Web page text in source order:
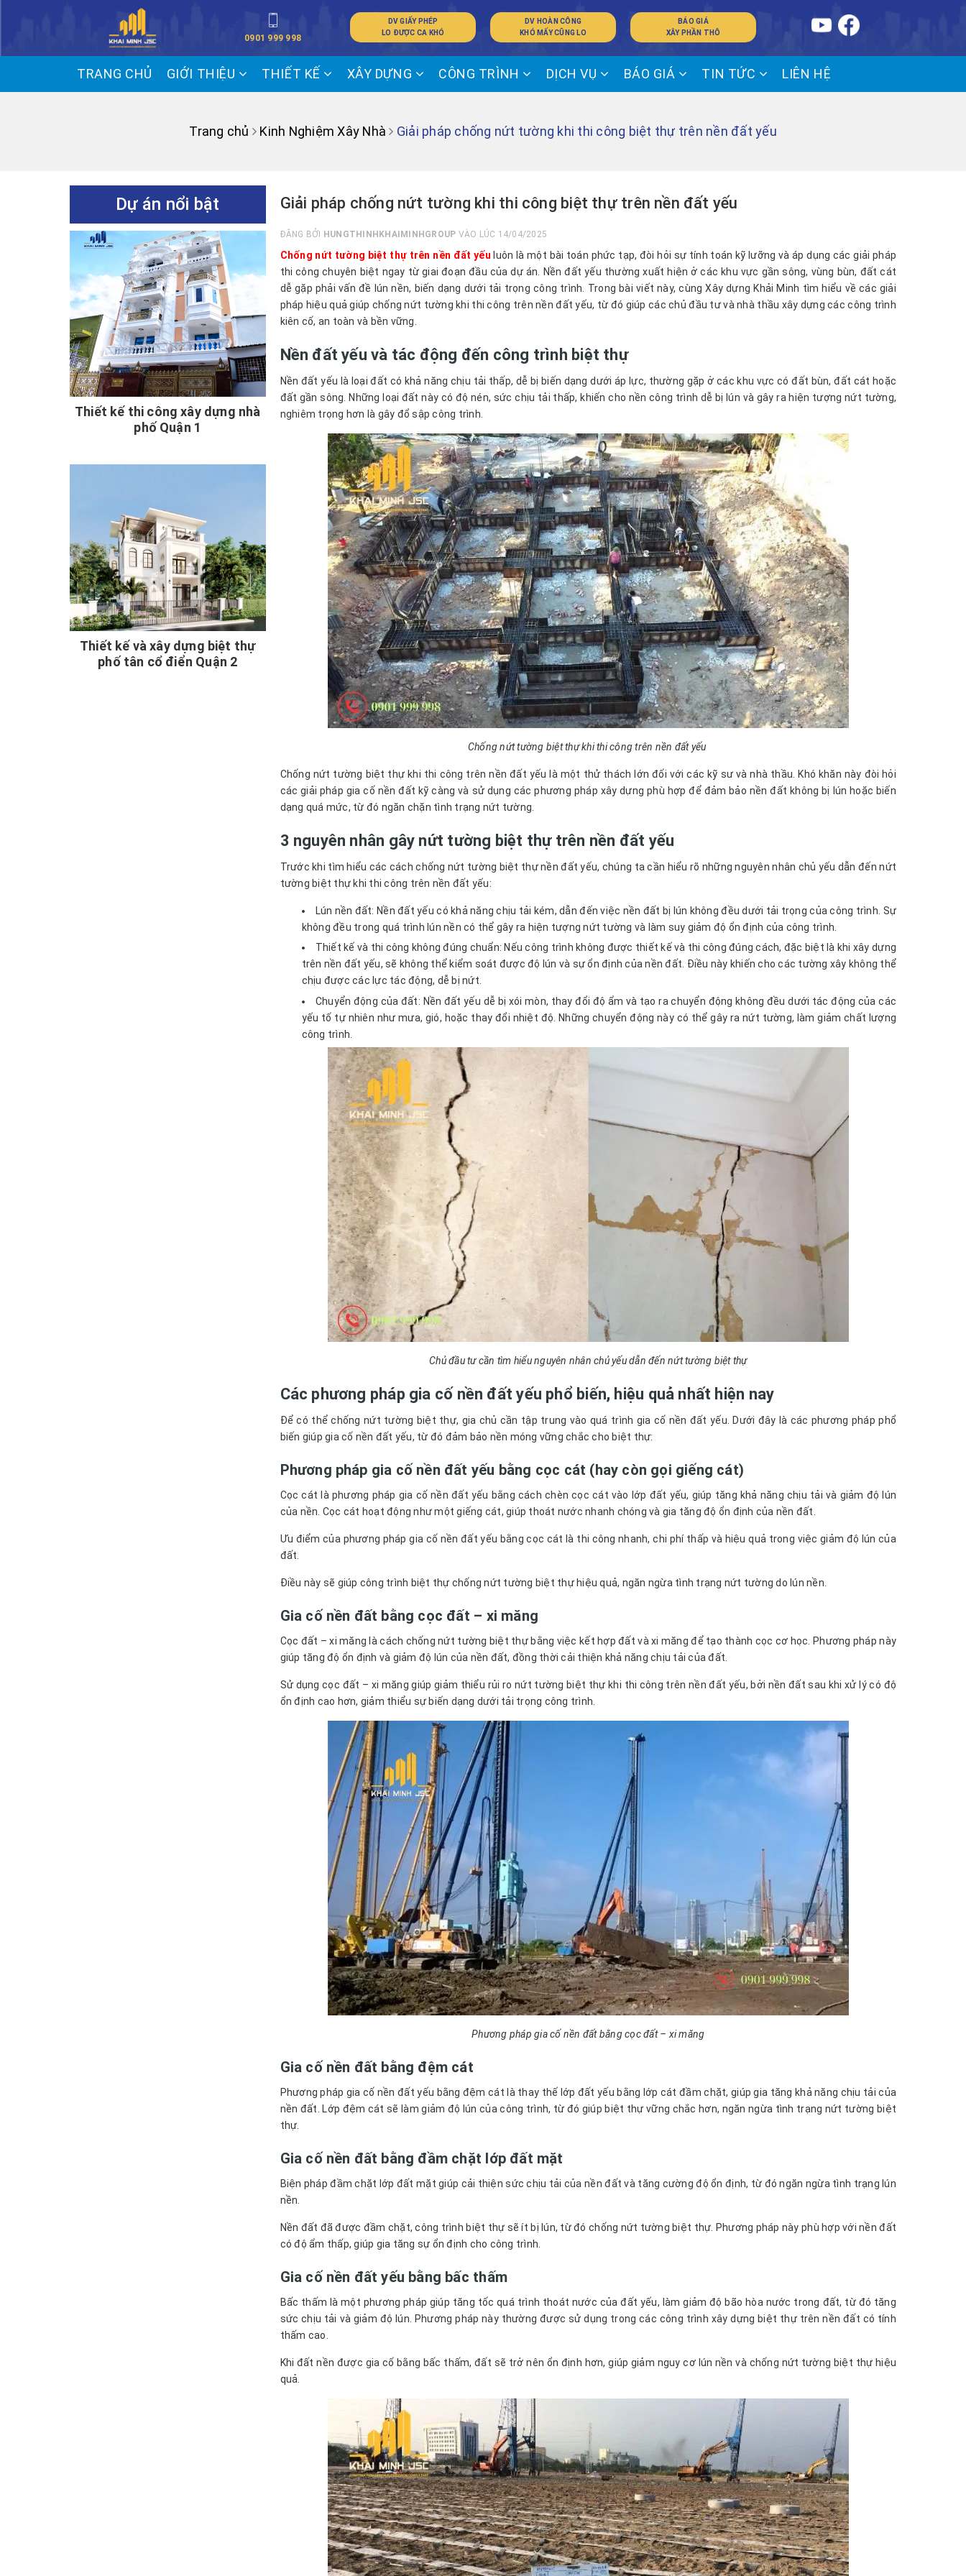
0901 999 998
DV GIẤY PHÉP
LO ĐƯỢC CA KHÓ
DV HOÀN CÔNG
KHÓ MẤY CŨNG LO
BÁO GIÁ
XÂY PHẦN THÔ
TRANG CHỦ GIỚI THIỆU THIẾT KẾ XÂY DỰNG CÔNG TRÌNH DỊCH VỤ BÁO GIÁ TIN TỨC LIÊN HỆ
Trang chủ Kinh Nghiệm Xây Nhà Giải pháp chống nứt tường khi thi công biệt thự trên nền đất yếu
Giải pháp chống nứt tường khi thi công biệt thự trên nền đất yếu
ĐĂNG BỞI HUNGTHINHKHAIMINHGROUP VÀO LÚC 14/04/2025
Chống nứt tường biệt thự trên nền đất yếu luôn là một bài toán phức tạp, đòi hỏi sự tính toán kỹ lưỡng và áp dụng các giải pháp
thi công chuyên biệt ngay từ giai đoạn đầu của dự án. Nền đất yếu thường xuất hiện ở các khu vực gần sông, vùng bùn, đất cát
dễ gặp phải vấn đề lún nền, biến dạng dưới tải trọng công trình. Trong bài viết này, cùng Xây dựng Khải Minh tìm hiểu về các giải
pháp hiệu quả giúp chống nứt tường khi thi công trên nền đất yếu, từ đó giúp các chủ đầu tư và nhà thầu xây dựng các công trình
kiên cố, an toàn và bền vững.
Nền đất yếu và tác động đến công trình biệt thự
Nền đất yếu là loại đất có khả năng chịu tải thấp, dễ bị biến dạng dưới áp lực, thường gặp ở các khu vực có đất bùn, đất cát hoặc
đất gần sông. Những loại đất này có độ nén, sức chịu tải thấp, khiến cho nền công trình dễ bị lún và gây ra hiện tượng nứt tường,
nghiêm trọng hơn là gây đổ sập công trình.
Chống nứt tường biệt thự khi thi công trên nền đất yếu
Chống nứt tường biệt thự khi thi công trên nền đất yếu là một thử thách lớn đối với các kỹ sư và nhà thầu. Khó khăn này đòi hỏi
các giải pháp gia cố nền đất kỹ càng và sử dụng các phương pháp xây dựng phù hợp để đảm bảo nền đất không bị lún hoặc biến
dạng quá mức, từ đó ngăn chặn tình trạng nứt tường.
3 nguyên nhân gây nứt tường biệt thự trên nền đất yếu
Trước khi tìm hiểu các cách chống nứt tường biệt thự nền đất yếu, chúng ta cần hiểu rõ những nguyên nhân chủ yếu dẫn đến nứt
tường biệt thự khi thi công trên nền đất yếu:
Lún nền đất: Nền đất yếu có khả năng chịu tải kém, dẫn đến việc nền đất bị lún không đều dưới tải trọng của công trình. Sự
không đều trong quá trình lún nền có thể gây ra hiện tượng nứt tường và làm suy giảm độ ổn định của công trình.
Thiết kế và thi công không đúng chuẩn: Nếu công trình không được thiết kế và thi công đúng cách, đặc biệt là khi xây dựng
trên nền đất yếu, sẽ không thể kiểm soát được độ lún và sự ổn định của nền đất. Điều này khiến cho các tường xây không thể
chịu được các lực tác động, dễ bị nứt.
Chuyển động của đất: Nền đất yếu dễ bị xói mòn, thay đổi độ ẩm và tạo ra chuyển động không đều dưới tác động của các
yếu tố tự nhiên như mưa, gió, hoặc thay đổi nhiệt độ. Những chuyển động này có thể gây ra nứt tường, làm giảm chất lượng
công trình.
Chủ đầu tư cần tìm hiểu nguyên nhân chủ yếu dẫn đến nứt tường biệt thự
Các phương pháp gia cố nền đất yếu phổ biến, hiệu quả nhất hiện nay
Để có thể chống nứt tường biệt thự, gia chủ cần tập trung vào quá trình gia cố nền đất yếu. Dưới đây là các phương pháp phổ
biến giúp gia cố nền đất yếu, từ đó đảm bảo nền móng vững chắc cho biệt thự:
Phương pháp gia cố nền đất yếu bằng cọc cát (hay còn gọi giếng cát)
Cọc cát là phương pháp gia cố nền đất yếu bằng cách chèn cọc cát vào lớp đất yếu, giúp tăng khả năng chịu tải và giảm độ lún
của nền. Cọc cát hoạt động như một giếng cát, giúp thoát nước nhanh chóng và gia tăng độ ổn định của nền đất.
Ưu điểm của phương pháp gia cố nền đất yếu bằng cọc cát là thi công nhanh, chi phí thấp và hiệu quả trong việc giảm độ lún của
đất.
Điều này sẽ giúp công trình biệt thự chống nứt tường biệt thự hiệu quả, ngăn ngừa tình trạng nứt tường do lún nền.
Gia cố nền đất bằng cọc đất – xi măng
Cọc đất – xi măng là cách chống nứt tường biệt thự bằng việc kết hợp đất và xi măng để tạo thành cọc cơ học. Phương pháp này
giúp tăng độ ổn định và giảm độ lún của nền đất, đồng thời cải thiện khả năng chịu tải của đất.
Sử dụng cọc đất – xi măng giúp giảm thiểu rủi ro nứt tường biệt thự khi thi công trên nền đất yếu, bởi nền đất sau khi xử lý có độ
ổn định cao hơn, giảm thiểu sự biến dạng dưới tải trọng công trình.
Phương pháp gia cố nền đất bằng cọc đất – xi măng
Gia cố nền đất bằng đệm cát
Phương pháp gia cố nền đất yếu bằng đệm cát là thay thế lớp đất yếu bằng lớp cát đầm chặt, giúp gia tăng khả năng chịu tải của
nền đất. Lớp đệm cát sẽ làm giảm độ lún của công trình, từ đó giúp biệt thự vững chắc hơn, ngăn ngừa tình trạng nứt tường biệt
thự.
Gia cố nền đất bằng đầm chặt lớp đất mặt
Biện pháp đầm chặt lớp đất mặt giúp cải thiện sức chịu tải của nền đất và tăng cường độ ổn định, từ đó ngăn ngừa tình trạng lún
nền.
Nền đất đã được đầm chặt, công trình biệt thự sẽ ít bị lún, từ đó chống nứt tường biệt thự. Phương pháp này phù hợp với nền đất
có độ ẩm thấp, giúp gia tăng sự ổn định cho công trình.
Gia cố nền đất yếu bằng bấc thấm
Bấc thấm là một phương pháp giúp tăng tốc quá trình thoát nước của đất yếu, làm giảm độ bão hòa nước trong đất, từ đó tăng
sức chịu tải và giảm độ lún. Phương pháp này thường được sử dụng trong các công trình xây dựng biệt thự trên nền đất có tính
thấm cao.
Khi đất nền được gia cố bằng bấc thấm, đất sẽ trở nên ổn định hơn, giúp giảm nguy cơ lún nền và chống nứt tường biệt thự hiệu
quả.
Dự án nổi bật
Thiết kế thi công xây dựng nhà
phố Quận 1
Thiết kế và xây dựng biệt thự
phố tân cổ điển Quận 2